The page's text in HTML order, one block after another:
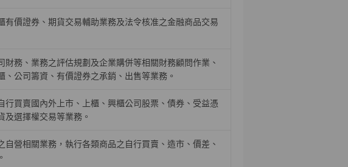
有價證券、期貨交易輔助業務及法令核准之金融商品交易
財務、業務之評估規劃及企業購併等相關財務顧問作業、
、公司籌資、有價證券之承銷、出售等業務。
行買賣國內外上市、上櫃、興櫃公司股票、債券、受益憑
及選擇權交易等業務。
自營相關業務，執行各類商品之自行買賣、造市、價差、